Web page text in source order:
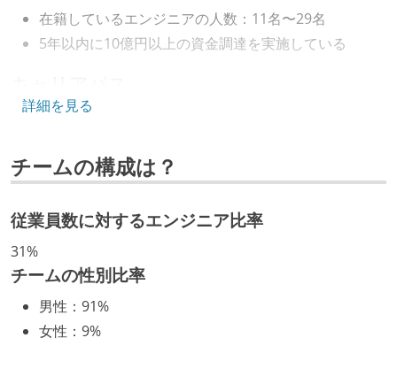
在籍しているエンジニアの人数：11名〜29名
5年以内に10億円以上の資金調達を実施している
エンジニアの人事評価にエンジニア経験者が関わって
社内で、バックエンドチームからSREチームへの異動
など、キャリア形成を目的とした職域を超えての積極
的な異動が推奨され、実施されている
ついて話す場が設けられている
年収800万円以上のエンジニアに、マネジメントの役
割を持たない人がいる
詳細を見る
チームの構成は？
従業員数に対するエンジニア比率
31%
チームの性別比率
男性 ： 91%
女性 ： 9%